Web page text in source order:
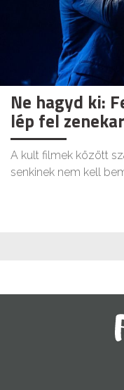
Ne hagyd ki:
lép fel
A kult filmek között
senkinek nem kell